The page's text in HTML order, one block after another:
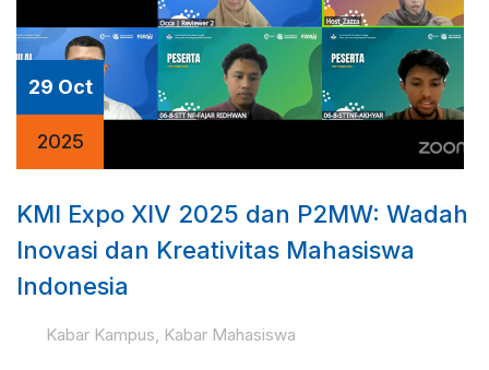
29 Oct
2025
KMI Expo XIV 2025 dan P2MW: Wadah
Inovasi dan Kreativitas Mahasiswa
Indonesia
Kabar Kampus, Kabar Mahasiswa